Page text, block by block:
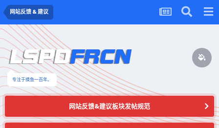
网站反馈 & 建议
专注于摸鱼一百年。
网站反馈&建议板块发帖规范